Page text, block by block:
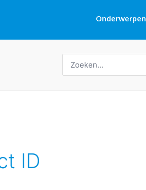
Onderwerpen
naar:
ID